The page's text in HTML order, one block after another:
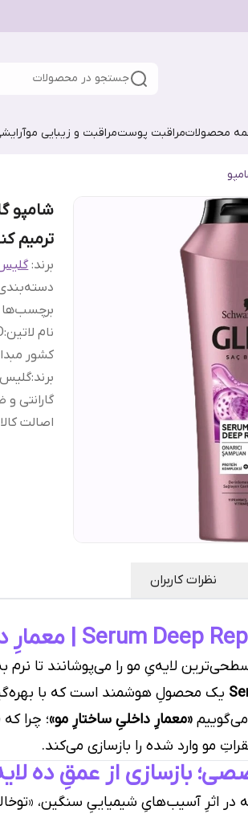
جستجو در محصولات
محصولاتمراقبت پوستمراقبت و زیبایی مو
ترمیم
برند:
برچسب‌ها
نام لاتین:
کشور مبدا
برند:گلیس
گارانتی
اصالت کالا
نظرات کاربران
لایه‌یِ مو را می‌پوشانند تا
یک محصولِ هوشمند است که با
«معمارِ داخلیِ ساختارِ مو»؛ چرا
مو وارد شده را بازسازی می‌کند.
بازسازی از عمقِ ده
در اثرِ آسیب‌هایِ شیمیاییِ سنگین،